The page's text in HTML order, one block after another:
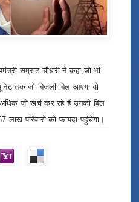
सम्राट चौधरी ने कहा,जो भी
तक जो बिजली बिल आएगा वो
जो खर्च कर रहे हैं उनको बिल
लाख परिवारों को फायदा पहुंचेगा।